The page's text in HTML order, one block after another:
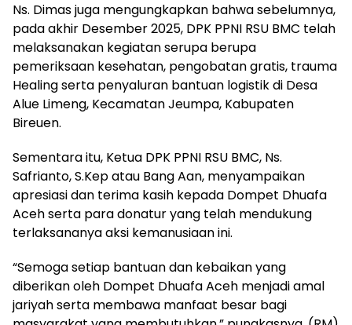
Ns. Dimas juga mengungkapkan bahwa sebelumnya,
pada akhir Desember 2025, DPK PPNI RSU BMC telah
melaksanakan kegiatan serupa berupa
pemeriksaan kesehatan, pengobatan gratis, trauma
Healing serta penyaluran bantuan logistik di Desa
Alue Limeng, Kecamatan Jeumpa, Kabupaten
Bireuen.
Sementara itu, Ketua DPK PPNI RSU BMC, Ns.
Safrianto, S.Kep atau Bang Aan, menyampaikan
apresiasi dan terima kasih kepada Dompet Dhuafa
Aceh serta para donatur yang telah mendukung
terlaksananya aksi kemanusiaan ini.
“Semoga setiap bantuan dan kebaikan yang
diberikan oleh Dompet Dhuafa Aceh menjadi amal
jariyah serta membawa manfaat besar bagi